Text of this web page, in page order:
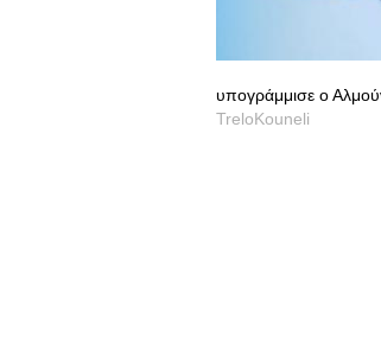
υπογράμμισε ο
TreloKouneli